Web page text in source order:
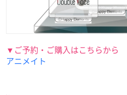
▼ご予約・ご購入はこちらから
アニメイト